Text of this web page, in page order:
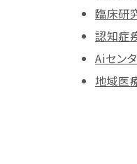
臨床研
認知症
Aiセン
地域医